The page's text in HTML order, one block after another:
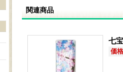
関連商品
七
価